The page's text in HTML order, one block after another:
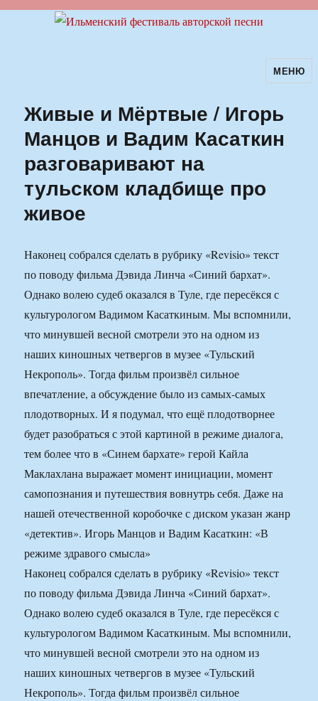
Ильменский фестиваль авторскойМЕНЮ
Живые и Мёртвые / Игорь
Манцов и Вадим Касаткин
разговаривают на
тульском кладбище про
живое
Наконец собрался сделать в рубрику «Revisio» текст
по поводу фильма Дэвида Линча «Синий бархат».
Однако волею судеб оказался в Туле, где пересёкся с
культурологом Вадимом Касаткиным. Мы вспомнили,
что минувшей весной смотрели это на одном из
наших киношных четвергов в музее «Тульский
Некрополь». Тогда фильм произвёл сильное
впечатление, а обсуждение было из самых-самых
плодотворных. И я подумал, что ещё плодотворнее
будет разобраться с этой картиной в режиме диалога,
тем более что в «Синем бархате» герой Кайла
Маклахлана выражает момент инициации, момент
самопознания и путешествия вовнутрь себя. Даже на
нашей отечественной коробочке с диском указан жанр
«детектив». Игорь Манцов и Вадим Касаткин: «В
режиме здравого смысла»
Наконец собрался сделать в рубрику «Revisio» текст
по поводу фильма Дэвида Линча «Синий бархат».
Однако волею судеб оказался в Туле, где пересёкся с
культурологом Вадимом Касаткиным. Мы вспомнили,
что минувшей весной смотрели это на одном из
наших киношных четвергов в музее «Тульский
Некрополь». Тогда фильм произвёл сильное